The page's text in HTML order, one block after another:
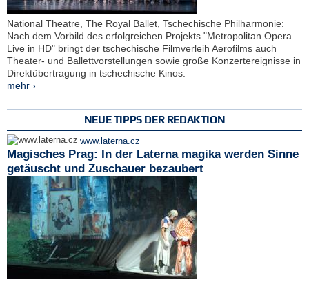
National Theatre, The Royal Ballet, Tschechische Philharmonie:
Nach dem Vorbild des erfolgreichen Projekts "Metropolitan Opera
Live in HD" bringt der tschechische Filmverleih Aerofilms auch
Theater- und Ballettvorstellungen sowie große Konzertereignisse in
Direktübertragung in tschechische Kinos.
mehr ›
NEUE TIPPS DER REDAKTION
www.laterna.cz
Magisches Prag: In der Laterna magika werden Sinne
getäuscht und Zuschauer bezaubert